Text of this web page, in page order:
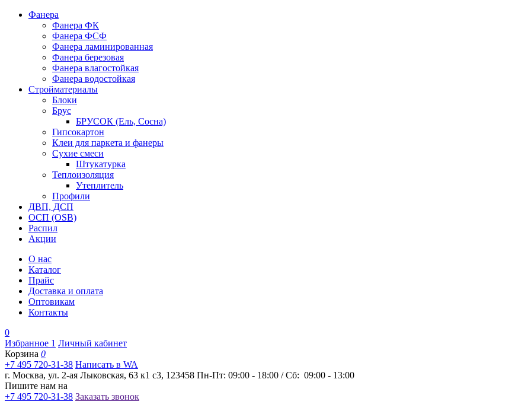
Фанера
Фанера ФК
Фанера ФСФ
Фанера ламинированная
Фанера березовая
Фанера влагостойкая
Фанера водостойкая
Стройматериалы
Блоки
Брус
БРУСОК (Ель, Сосна)
Гипсокартон
Клеи для паркета и фанеры
Сухие смеси
Штукатурка
Теплоизоляция
Утеплитель
Профили
ДВП, ДСП
ОСП (OSB)
Распил
Акции
О нас
Каталог
Прайс
Доставка и оплата
Оптовикам
Контакты
0
Избранное 1 Личный кабинет
Корзина 0
+7 495 720-31-38 Написать в WA
г. Москва, ул. 2-ая Лыковская, 63 к1 с3, 123458 Пн-Пт: 09:00 - 18:00 / Сб: 09:00 - 13:00
Пишите нам на
+7 495 720-31-38 Заказать звонок